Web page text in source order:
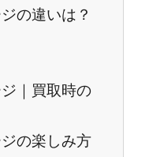
の違いは？
｜買取時の
の楽しみ方